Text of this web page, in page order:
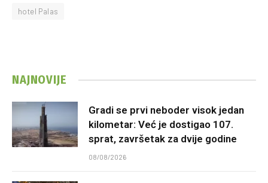
hotel Palas
NAJNOVIJE
Gradi se prvi neboder visok jedan
kilometar: Već je dostigao 107.
sprat, završetak za dvije godine
08/08/2026